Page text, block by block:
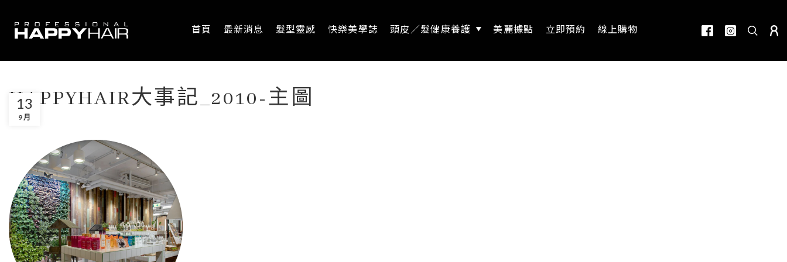
首頁 最新消息 髮型靈感 快樂美學誌 頭皮／髮健康養護 美麗據點 立即預約 線上購物
HAPPYHAIR大事記_2010-主圖
13
9 月